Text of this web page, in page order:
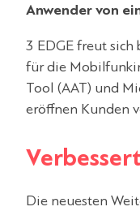
Anwender von
3 EDGE freut sich
für die
Tool (AAT) und
eröffnen Kunden
Die neuesten